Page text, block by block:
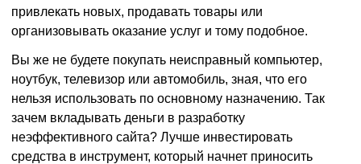
привлекать новых, продавать товары или
организовывать оказание услуг и тому подобное.
Вы же не будете покупать неисправный компьютер,
ноутбук, телевизор или автомобиль, зная, что его
нельзя использовать по основному назначению. Так
зачем вкладывать деньги в разработку
неэффективного сайта? Лучше инвестировать
средства в инструмент, который начнет приносить